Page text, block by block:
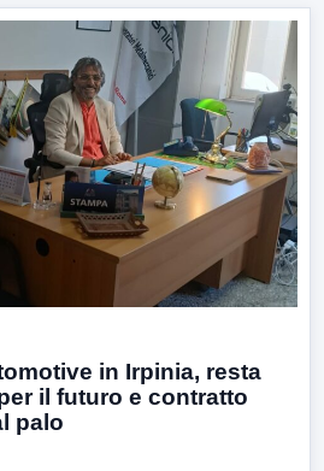
in Irpinia, resta
il futuro e contratto
palo